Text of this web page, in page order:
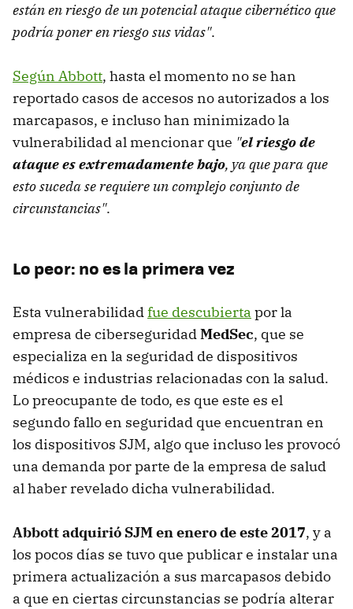
están en riesgo de un potencial ataque cibernético que
podría poner en riesgo sus vidas".
Según Abbott, hasta el momento no se han
reportado casos de accesos no autorizados a los
marcapasos, e incluso han minimizado la
vulnerabilidad al mencionar que "el riesgo de
ataque es extremadamente bajo, ya que para que
esto suceda se requiere un complejo conjunto de
circunstancias".
Lo peor: no es la primera vez
Esta vulnerabilidadfue descubierta por la
empresa de ciberseguridadMedSec, que se
especializa en la seguridad de dispositivos
médicos e industrias relacionadas con la salud.
Lo preocupante de todo, es que este es el
segundo fallo en seguridad que encuentran en
los dispositivos SJM, algo que incluso les provocó
una demanda por parte de la empresa de salud
al haber revelado dicha vulnerabilidad.
Abbott adquirió SJM en enero de este 2017, y a
los pocos días se tuvo que publicar e instalar una
primera actualización a sus marcapasos debido
a que en ciertas circunstancias se podría alterar